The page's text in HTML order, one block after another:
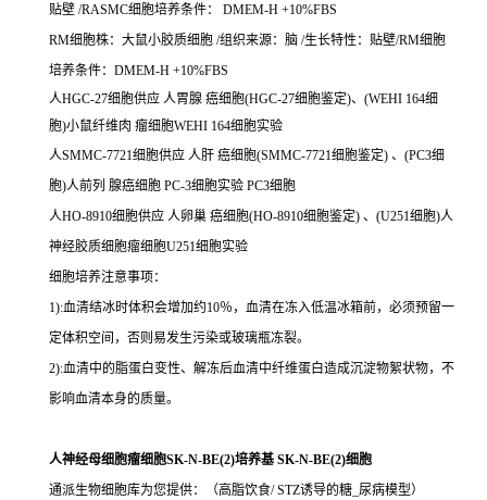
贴壁 /RASMC细胞培养条件： DMEM-H +10%FBS
RM细胞株：大鼠小胶质细胞 /组织来源：脑 /生长特性：贴壁/RM细胞
培养条件：DMEM-H +10%FBS
人HGC-27细胞供应 人胃腺 癌细胞(HGC-27细胞鉴定)、(WEHI 164细
胞)小鼠纤维肉 瘤细胞WEHI 164细胞实验
人SMMC-7721细胞供应 人肝 癌细胞(SMMC-7721细胞鉴定) 、(PC3细
胞)人前列 腺癌细胞 PC-3细胞实验 PC3细胞
人HO-8910细胞供应 人卵巢 癌细胞(HO-8910细胞鉴定) 、(U251细胞)人
神经胶质细胞瘤细胞U251细胞实验
细胞培养注意事项：
1):血清结冰时体积会增加约10％，血清在冻入低温冰箱前，必须预留一
定体积空间，否则易发生污染或玻璃瓶冻裂。
2):血清中的脂蛋白变性、解冻后血清中纤维蛋白造成沉淀物絮状物，不
影响血清本身的质量。
人神经母细胞瘤细胞SK-N-BE(2)培养基 SK-N-BE(2)细胞
通派生物细胞库为您提供：（高脂饮食/ STZ诱导的糖_尿病模型）